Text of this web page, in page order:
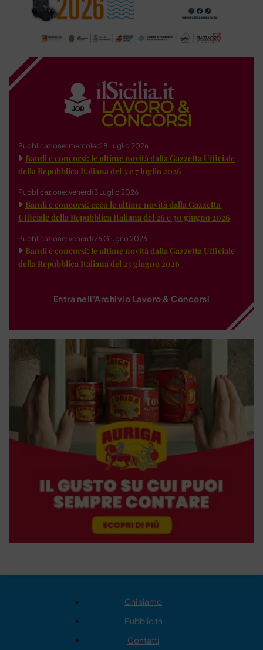
Pubblicazione: mercoledì 8 Luglio 2026
Bandi e concorsi: le ultime novità dalla Gazzetta Ufficiale
della Repubblica Italiana del 3 e 7 luglio 2026
Pubblicazione: venerdì 3 Luglio 2026
Bandi e concorsi: ecco le ultime novità dalla Gazzetta
Ufficiale della Repubblica Italiana del 26 e 30 giugno 2026
Pubblicazione: venerdì 26 Giugno 2026
Bandi e concorsi: le ultime novità dalla Gazzetta Ufficiale
della Repubblica Italiana del 23 giugno 2026
Entra nell'Archivio Lavoro & Concorsi
Chi siamo
Pubblicità
Contatti